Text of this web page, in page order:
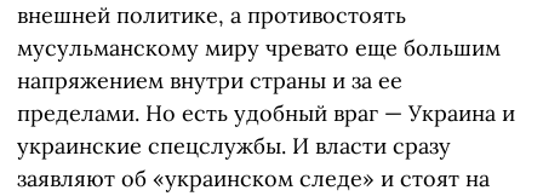
внешней политике, а противостоять
мусульманскому миру чревато еще большим
напряжением внутри страны и за ее
пределами. Но есть удобный враг — Украина и
украинские спецслужбы. И власти сразу
заявляют об «украинском следе» и стоят на